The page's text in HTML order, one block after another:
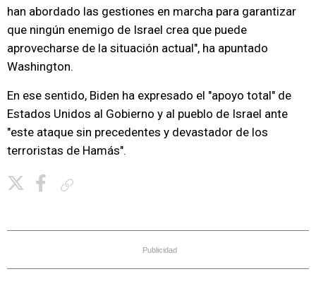
han abordado las gestiones en marcha para garantizar
que ningún enemigo de Israel crea que puede
aprovecharse de la situación actual", ha apuntado
Washington.
En ese sentido, Biden ha expresado el "apoyo total" de
Estados Unidos al Gobierno y al pueblo de Israel ante
"este ataque sin precedentes y devastador de los
terroristas de Hamás".
Publicidad